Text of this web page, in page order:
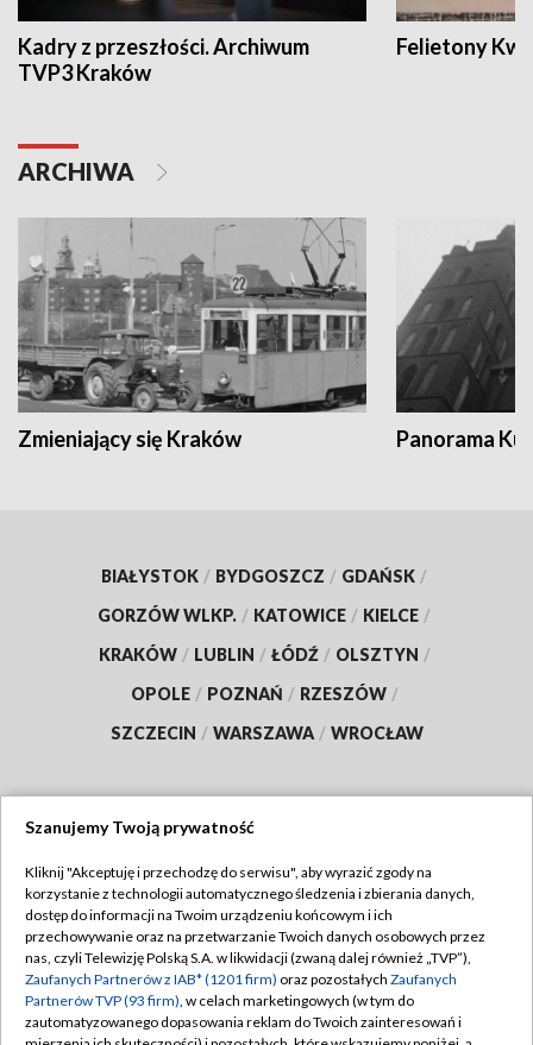
Kadry z przeszłości. Archiwum
TVP3 Kraków
Felietony
ARCHIWA
Zmieniający się Kraków Panorama
BIAŁYSTOK / BYDGOSZCZ / GDAŃSK /
GORZÓW WLKP. / KATOWICE / KIELCE /
KRAKÓW / LUBLIN / ŁÓDŹ / OLSZTYN /
OPOLE / POZNAŃ / RZESZÓW /
SZCZECIN / WARSZAWA / WROCŁAW
TVP
Abonament TVP
Emisja w TVP
Centrum informacji TVP
Regulamin TVP
Polityka prywatności
Moje zgody
Szanujemy Twoją prywatność
Kliknij "Akceptuję i przechodzę do serwisu", aby wyrazić zgody na
korzystanie z technologii automatycznego śledzenia i zbierania danych,
dostęp do informacji na Twoim urządzeniu końcowym i ich
przechowywanie oraz na przetwarzanie Twoich danych osobowych przez
nas, czyli Telewizję Polską S.A. w likwidacji (zwaną dalej również „TVP”),
Zaufanych Partnerów z IAB* (1201 firm) oraz pozostałych Zaufanych
Partnerów TVP (93 firm), w celach marketingowych (w tym do
zautomatyzowanego dopasowania reklam do Twoich zainteresowań i